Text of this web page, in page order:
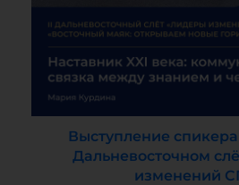
Выступление
Дальневосточном
изменений